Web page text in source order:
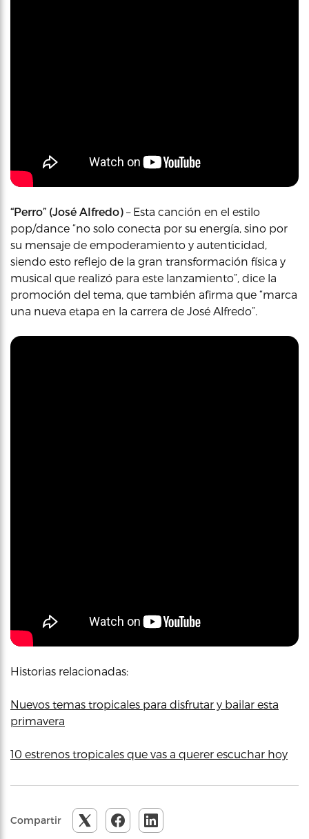
“Perro” (José Alfredo) – Esta canción en el estilo
pop/dance “no solo conecta por su energía, sino por
su mensaje de empoderamiento y autenticidad,
siendo esto reflejo de la gran transformación física y
musical que realizó para este lanzamiento”, dice la
promoción del tema, que también afirma que “marca
una nueva etapa en la carrera de José Alfredo”.
Historias relacionadas:
Nuevos temas tropicales para disfrutar y bailar esta
primavera
10 estrenos tropicales que vas a querer escuchar hoy
Compartir